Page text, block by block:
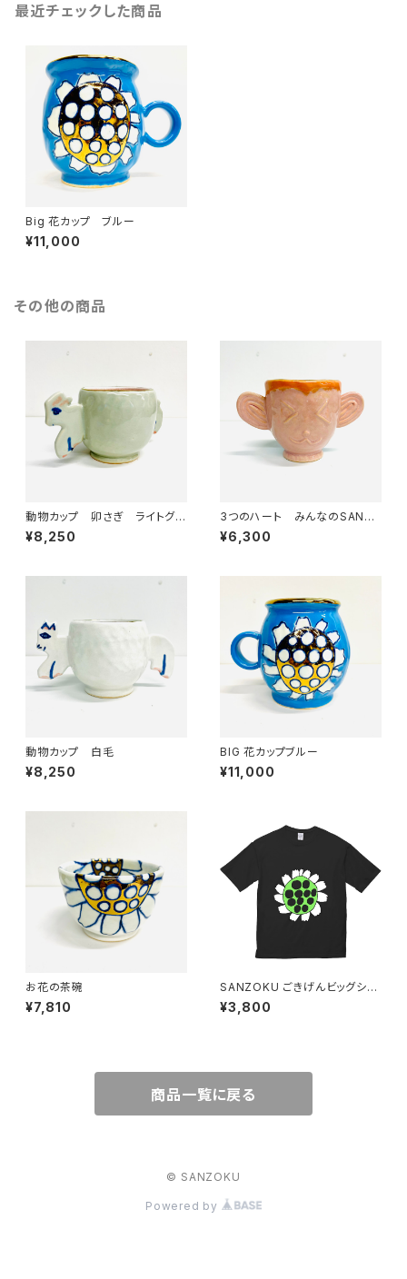
最近チェックした商品
Big 花カップ ブルー
¥11,000
その他の商品
動物カップ 卯さぎ ライトグレ
ー
¥8,250
3つのハート みんなのSANZ
OKU☆
¥6,300
動物カップ 白毛
¥8,250
BIG 花カップブルー
¥11,000
お花の茶碗
¥7,810
SANZOKU ごきげんビッグシル
エットT★（ブラック）
¥3,800
商品一覧に戻る
© SANZOKU
Powered by